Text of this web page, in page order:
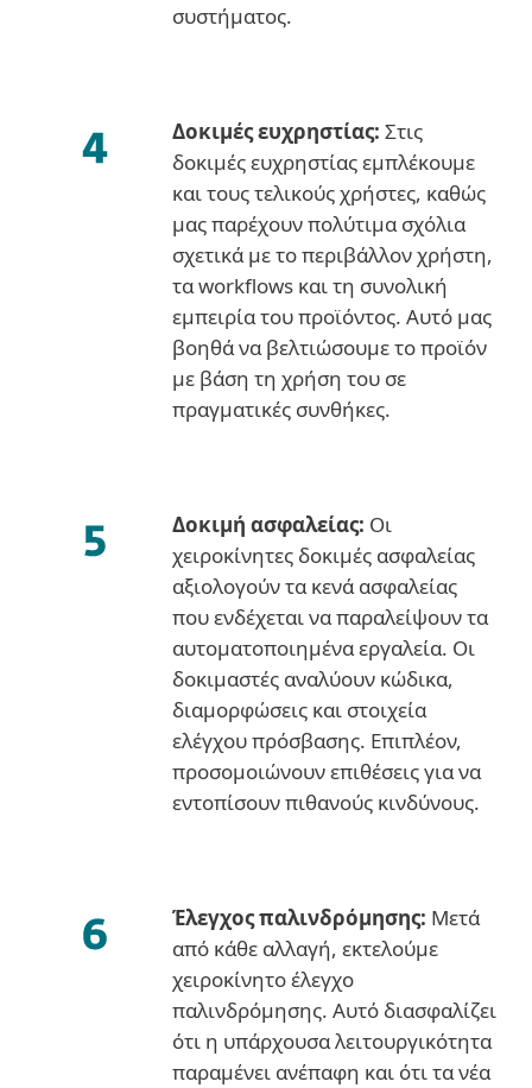
συστήματος.
Δοκιμές ευχρηστίας: Στις
δοκιμές ευχρηστίας εμπλέκουμε
και τους τελικούς χρήστες, καθώς
μας παρέχουν πολύτιμα σχόλια
σχετικά με το περιβάλλον χρήστη,
τα workflows και τη συνολική
εμπειρία του προϊόντος. Αυτό μας
βοηθά να βελτιώσουμε το προϊόν
με βάση τη χρήση του σε
πραγματικές συνθήκες.
Δοκιμή ασφαλείας: Οι
χειροκίνητες δοκιμές ασφαλείας
αξιολογούν τα κενά ασφαλείας
που ενδέχεται να παραλείψουν τα
αυτοματοποιημένα εργαλεία. Οι
δοκιμαστές αναλύουν κώδικα,
διαμορφώσεις και στοιχεία
ελέγχου πρόσβασης. Επιπλέον,
προσομοιώνουν επιθέσεις για να
εντοπίσουν πιθανούς κινδύνους.
Έλεγχος παλινδρόμησης: Μετά
από κάθε αλλαγή, εκτελούμε
χειροκίνητο έλεγχο
παλινδρόμησης. Αυτό διασφαλίζει
ότι η υπάρχουσα λειτουργικότητα
παραμένει ανέπαφη και ότι τα νέα